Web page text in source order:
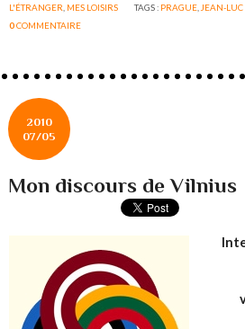
L'ÉTRANGER MES LOISIRS TAGS : PRAGUE JEAN-
0COMMENTAIRE
2010
07/05
Mon discours de Vilnius